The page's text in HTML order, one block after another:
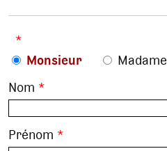
*
Monsieur
Madame
Nom *
Prénom *